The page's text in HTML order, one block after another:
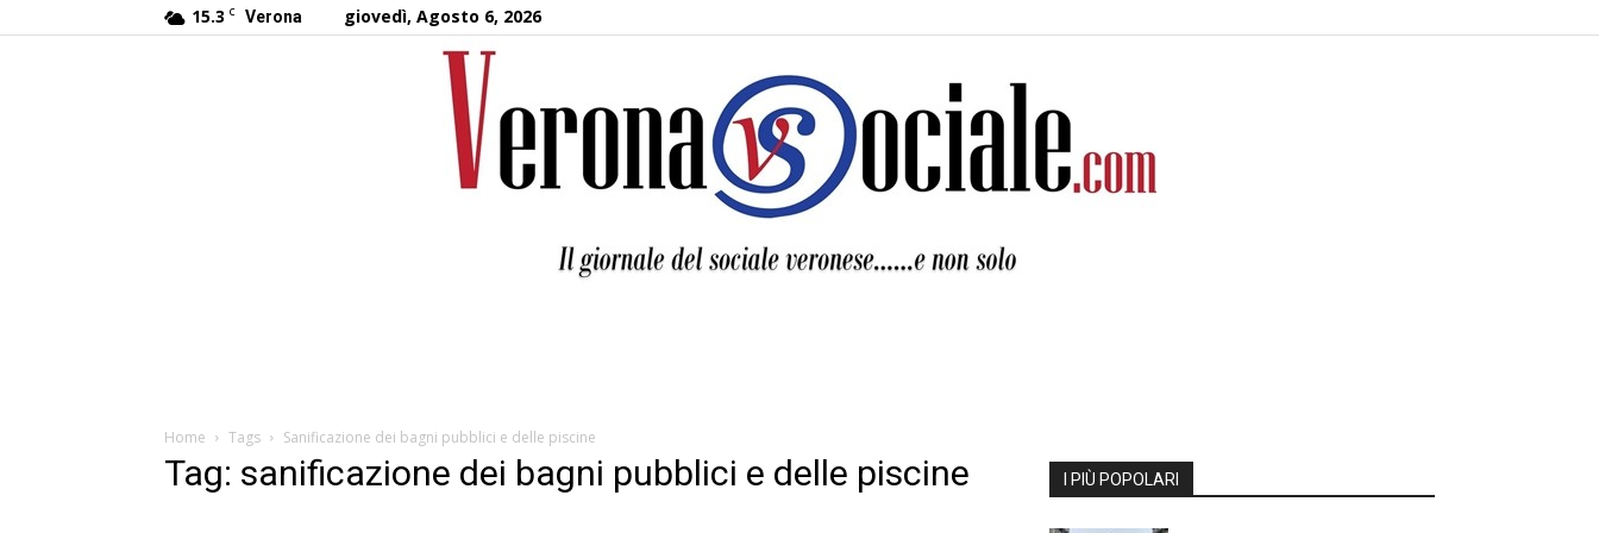
15.3 C Verona giovedì, Agosto 6, 2026
Home Tags Sanificazione dei bagni pubblici e delle piscine
Tag: sanificazione dei bagni pubblici e delle piscine I PIÙ POPOLARI